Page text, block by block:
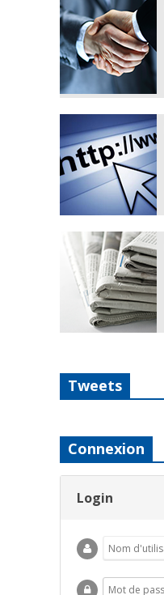
Tweets
Connexion
Login